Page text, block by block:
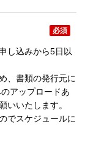
必須
し込みから5日以
、書類の発行元に
アップロードあ
いいたします。
でスケジュールに